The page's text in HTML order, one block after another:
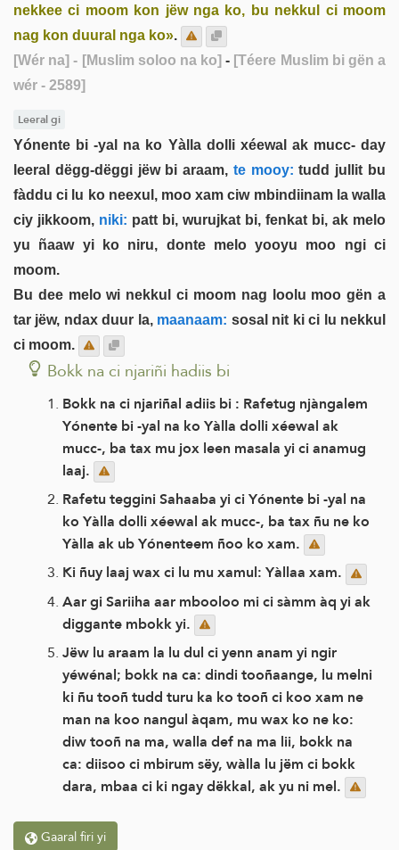
nekkee ci moom kon jëw nga ko, bu nekkul ci moom
nag kon duural nga ko».
[Wér na] - [Muslim soloo na ko] - [Téere Muslim bi gën a
wér - 2589]
Leeral gi
Yónente bi -yal na ko Yàlla dolli xéewal ak mucc- day
leeral dëgg-dëggi jëw bi araam, te mooy: tudd jullit bu
fàddu ci lu ko neexul, moo xam ciw mbindiinam la walla
ciy jikkoom, niki: patt bi, wurujkat bi, fenkat bi, ak melo
yu ñaaw yi ko niru, donte melo yooyu moo ngi ci
moom.
Bu dee melo wi nekkul ci moom nag loolu moo gën a
tar jëw, ndax duur la,maanaam: sosal nit ki ci lu nekkul
ci moom.
Bokk na ci njariñi hadiis bi
Bokk na ci njariñal adiis bi : Rafetug njàngalem
Yónente bi -yal na ko Yàlla dolli xéewal ak
mucc-, ba tax mu jox leen masala yi ci anamug
laaj.
Rafetu teggini Sahaaba yi ci Yónente bi -yal na
ko Yàlla dolli xéewal ak mucc-, ba tax ñu ne ko
Yàlla ak ub Yónenteem ñoo ko xam.
Ki ñuy laaj wax ci lu mu xamul: Yàllaa xam.
Aar gi Sariiha aar mbooloo mi ci sàmm àq yi ak
diggante mbokk yi.
Jëw lu araam la lu dul ci yenn anam yi ngir
yéwénal; bokk na ca: dindi tooñaange, lu melni
ki ñu tooñ tudd turu ka ko tooñ ci koo xam ne
man na koo nangul àqam, mu wax ko ne ko:
diw tooñ na ma, walla def na ma lii, bokk na
ca: diisoo ci mbirum sëy, wàlla lu jëm ci bokk
dara, mbaa ci ki ngay dëkkal, ak yu ni mel.
Gaaral firi yi